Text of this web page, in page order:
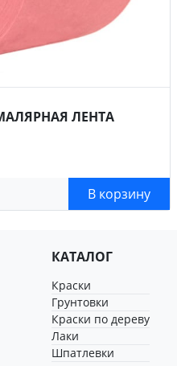
ЛЕНТА
В корзину
КАТАЛОГ
Краски
Грунтовки
Краски по дереву
Лаки
Шпатлевки